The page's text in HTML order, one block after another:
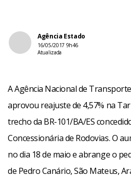
Agência Estado
16/05/2017 9h46
Atualizada
A Agência Nacional de
aprovou reajuste de 4,57% na
trecho da BR-101/BA/ES
Concessionária de Rodovias. O
no dia 18 de maio e abrange o
de Pedro Canário, São Mateus,